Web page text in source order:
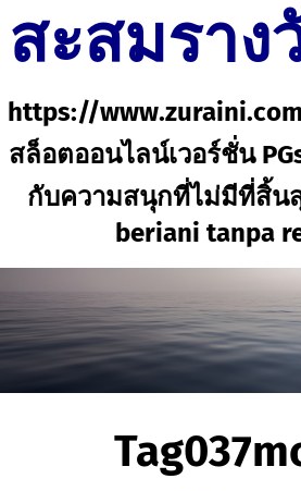
สะสมรา
https://
สล็อตออนไลน์เวอร์ชั่น
กับความสนุกที่ไม่มีที่สิ้น
beriani tanpa
Tag